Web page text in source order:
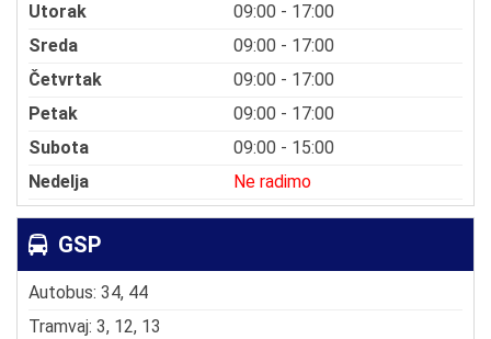
Utorak
09:00 - 17:00
Sreda
09:00 - 17:00
Četvrtak
09:00 - 17:00
Petak
09:00 - 17:00
Subota
09:00 - 15:00
Nedelja
Ne radimo
GSP
Autobus: 34, 44
Tramvaj: 3, 12, 13